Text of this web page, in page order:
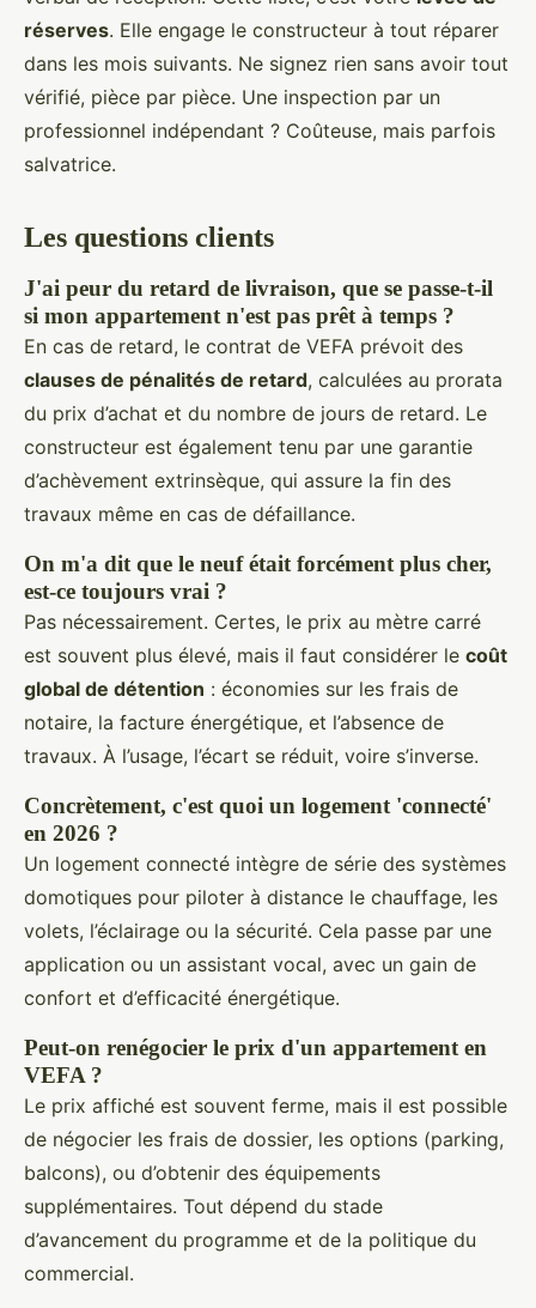
réserves. Elle engage le constructeur à tout réparer
dans les mois suivants. Ne signez rien sans avoir tout
vérifié, pièce par pièce. Une inspection par un
professionnel indépendant ? Coûteuse, mais parfois
salvatrice.
Les questions clients
J'ai peur du retard de livraison, que se passe-t-il
si mon appartement n'est pas prêt à temps ?
En cas de retard, le contrat de VEFA prévoit des
clauses de pénalités de retard, calculées au prorata
du prix d’achat et du nombre de jours de retard. Le
constructeur est également tenu par une garantie
d’achèvement extrinsèque, qui assure la fin des
travaux même en cas de défaillance.
On m'a dit que le neuf était forcément plus cher,
est-ce toujours vrai ?
Pas nécessairement. Certes, le prix au mètre carré
est souvent plus élevé, mais il faut considérer le coût
global de détention : économies sur les frais de
notaire, la facture énergétique, et l’absence de
travaux. À l’usage, l’écart se réduit, voire s’inverse.
Concrètement, c'est quoi un logement 'connecté'
en 2026 ?
Un logement connecté intègre de série des systèmes
domotiques pour piloter à distance le chauffage, les
volets, l’éclairage ou la sécurité. Cela passe par une
application ou un assistant vocal, avec un gain de
confort et d’efficacité énergétique.
Peut-on renégocier le prix d'un appartement en
VEFA ?
Le prix affiché est souvent ferme, mais il est possible
de négocier les frais de dossier, les options (parking,
balcons), ou d’obtenir des équipements
supplémentaires. Tout dépend du stade
d’avancement du programme et de la politique du
commercial.